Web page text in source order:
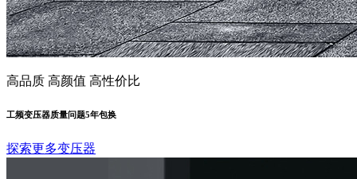
高品质 高颜值 高性价比
工频变压器质量问题5年包换
探索更多变压器